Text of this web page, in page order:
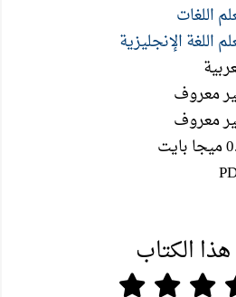
اللغات
اللغة الإنجليزية
معروف
معروف
الكتاب